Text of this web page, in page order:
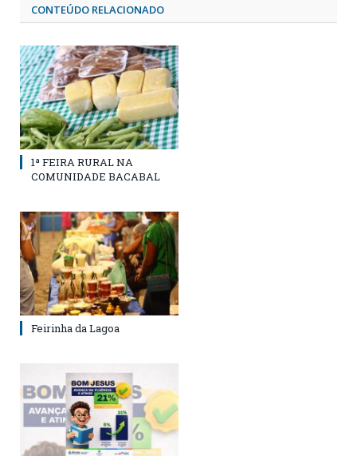
CONTEÚDO RELACIONADO
1ª FEIRA RURAL NA
COMUNIDADE BACABAL
Feirinha da Lagoa